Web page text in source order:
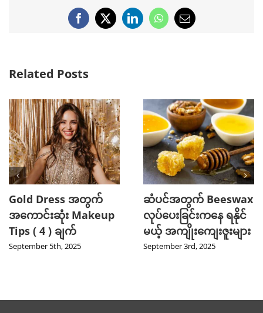
Facebook
X LinkedInWhatsApp
Email
Related Posts
Gold Dress အတွက်
အကောင်းဆုံး Makeup
Tips ( 4 ) ချက်
September 5th, 2025
ဆံပင်အတွက် Beeswax
လုပ်ပေးခြင်းကနေ ရနိုင်
မယ့် အကျိုးကျေးဇူးများ
September 3rd, 2025